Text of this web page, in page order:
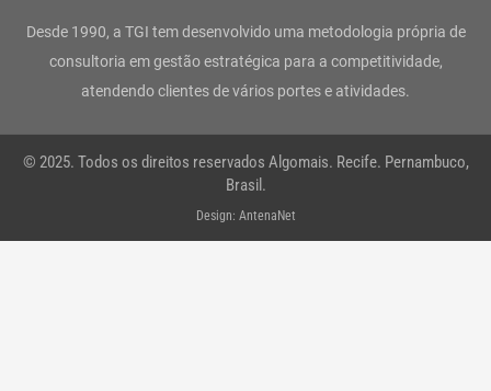
g
r
a
m
o
o
k
-
e
r
d
i
n
b
e
a
p
Desde 1990, a TGI tem desenvolvido uma metodologia própria de
consultoria em gestão estratégica para a competitividade,
atendendo clientes de vários portes e atividades.
© 2025. Todos os direitos reservados Algomais. Recife. Pernambuco,
Brasil.
Design: AntenaNet